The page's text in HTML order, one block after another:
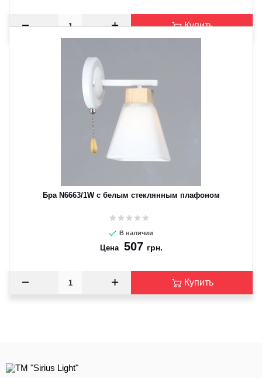
Купить
Бра N6663/1W с белым стеклянным плафоном
В наличии
Цена 507 грн.
Купить